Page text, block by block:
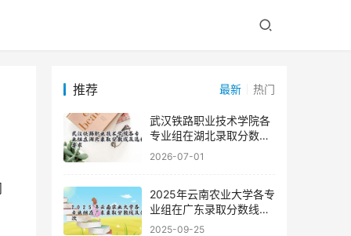
推荐 最新 热门
武汉铁路职业技术学院各
专业组在湖北录取分数线
及选科要求
2026-07-01
2025年云南农业大学各专
业组在广东录取分数线及
位次
2025-09-25